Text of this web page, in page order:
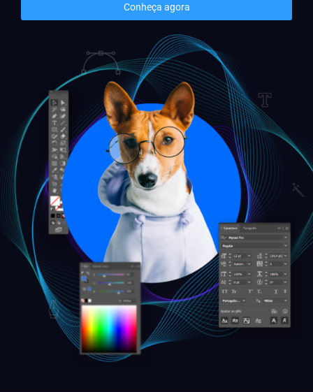
Conheça agora